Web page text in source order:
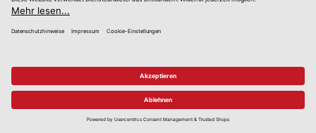
© 2026 tedox KG
AGB
Datenschutz
Hinweisgebersystem